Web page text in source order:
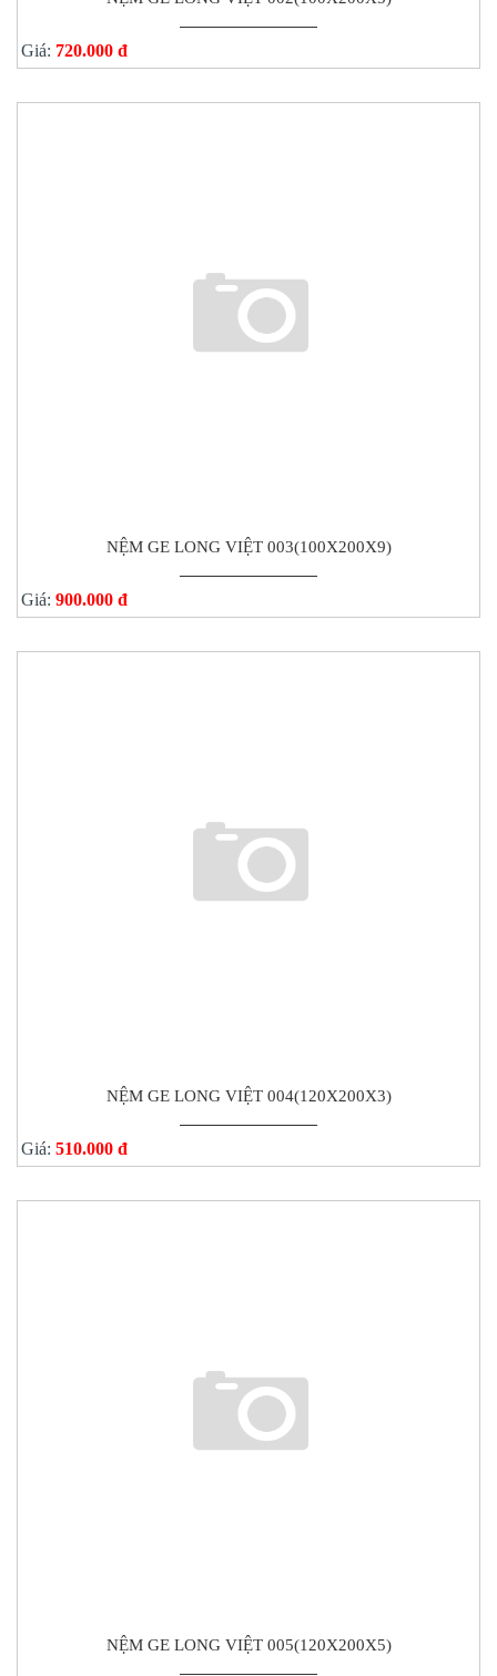
Giá: 720.000 đ
NỆM GE LONG VIỆT 003(100X200X9)
Giá: 900.000 đ
NỆM GE LONG VIỆT 004(120X200X3)
Giá: 510.000 đ
NỆM GE LONG VIỆT 005(120X200X5)